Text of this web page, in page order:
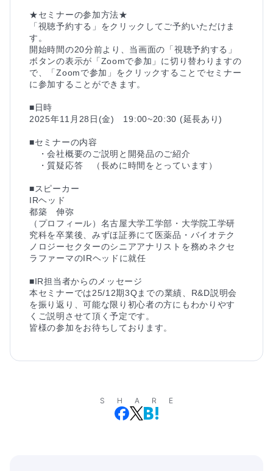
★セミナーの参加方法★
「視聴予約する」をクリックしてご予約いただけま
す。
開始時間の20分前より、当画面の「視聴予約する」
ボタンの表示が「Zoomで参加」に切り替わりますの
で、「Zoomで参加」をクリックすることでセミナー
に参加することができます。
■日時
2025年11月28日(金)　19:00~20:30 (延長あり)
■セミナーの内容
・会社概要のご説明と開発品のご紹介
・質疑応答　（長めに時間をとっています）
■スピーカー
IRヘッド
都築　伸弥
（プロフィール）名古屋大学工学部・大学院工学研
究科を卒業後、みずほ証券にて医薬品・バイオテク
ノロジーセクターのシニアアナリストを務めネクセ
ラファーマのIRヘッドに就任
■IR担当者からのメッセージ
本セミナーでは25/12期3Qまでの業績、R&D説明会
を振り返り、可能な限り初心者の方にもわかりやす
くご説明させて頂く予定です。
皆様の参加をお待ちしております。
SHARE